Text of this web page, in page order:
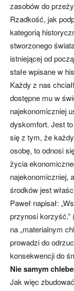
zasobów do
Rzadkość, jak
kategorią
stworzonego
istniejącej od
stałe wpisane w
Każdy z nas
dostępne mu w
najekonomiczniej
dyskomfort. Jest
się z tym, że
osobę, to odnosi
życia
najekonomiczniej,
środków jest
Paweł napisał:
przynosi korzyść.”
na „materialnym
prowadzi do
konsekwencji do
Nie samym
Jak więc